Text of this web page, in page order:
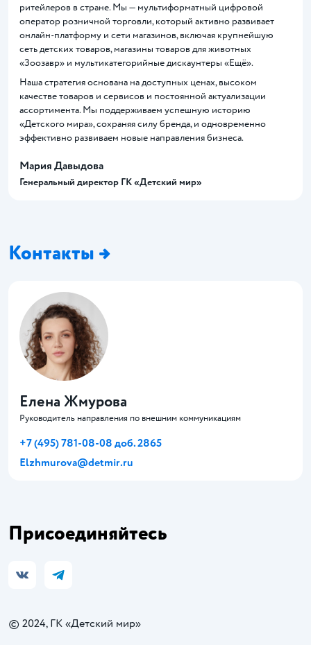
ритейлеров в стране. Мы — мультиформатный цифровой
оператор розничной торговли, который активно развивает
онлайн-платформу и сети магазинов, включая крупнейшую
сеть детских товаров, магазины товаров для животных
«Зоозавр» и мультикатегорийные дискаунтеры «Ещё».
Наша стратегия основана на доступных ценах, высоком
качестве товаров и сервисов и постоянной актуализации
ассортимента. Мы поддерживаем успешную историю
«Детского мира», сохраняя силу бренда, и одновременно
эффективно развиваем новые направления бизнеса.
Мария Давыдова
Генеральный директор ГК «Детский мир»
Контакты →
Елена Жмурова
Руководитель направления по внешним коммуникациям
+7 (495) 781-08-08 доб. 2865
Elzhmurova@detmir.ru
Присоединяйтесь
© 2024, ГК «Детский мир»